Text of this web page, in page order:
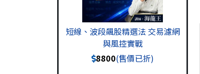
短線、波段飆股精選法 交易濾網
與風控實戰
8800(售價已折)